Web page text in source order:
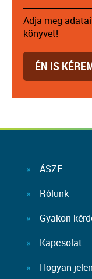
Adja meg
könyvet!
ÉN IS
ÁSZF
Rólunk
Gyakori
Kapcsolat
Hogyan